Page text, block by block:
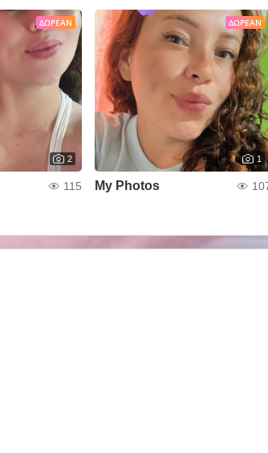
ΔΩΡΕΆΝ
2
115
ΔΩΡΕΆΝ
1
My Photos